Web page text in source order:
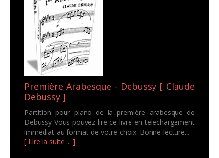
Première Arabesque - Debussy [ Claude
Debussy ]
Partition pour piano de la première arabesque de
Debussy Vous pouvez lire ce livre en telechargement
immediat au format de votre choix. Bonne lecture....
[ Lire la suite ... ]